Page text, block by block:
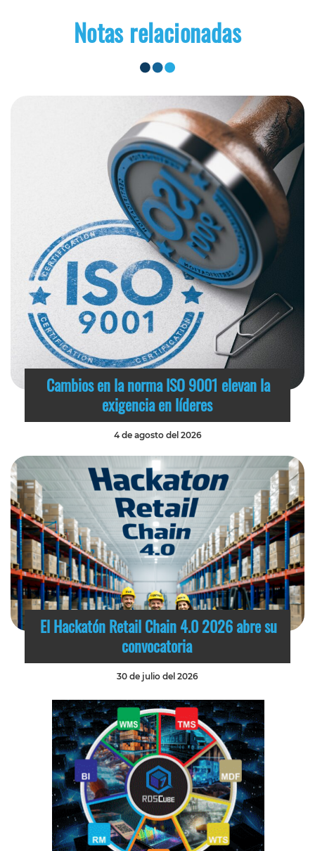
Notas relacionadas
Cambios en la norma ISO 9001 elevan la
exigencia en líderes
4 de agosto del 2026
El Hackatón Retail Chain 4.0 2026 abre su
convocatoria
30 de julio del 2026